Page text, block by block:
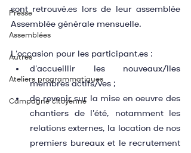
Presse
Assemblées
Autres
Ateliers programmatiques
Campagne citoyenne
sont retrouvé.es lors de leur assemblée
Assemblée générale mensuelle.
L'occasion pour les participant.es :
d'accueillir les nouveaux/lles
membres actifs/ves ;
de revenir sur la mise en oeuvre des
chantiers de l'été, notamment les
relations externes, la location de nos
premiers bureaux et le recrutement